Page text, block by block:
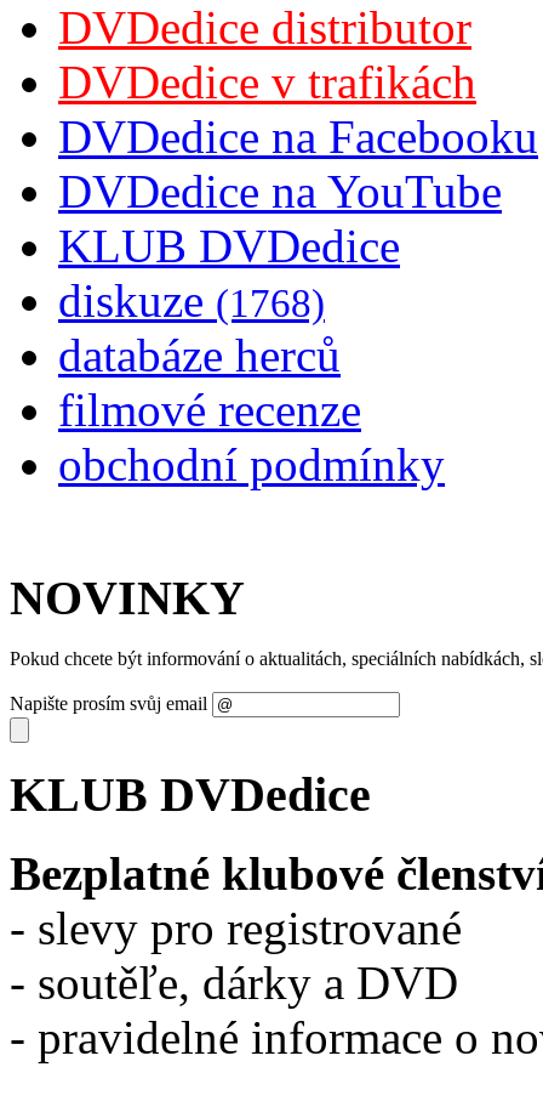
DVDedice distributor
DVDedice v trafikách
DVDedice na Facebooku
DVDedice na YouTube
KLUB DVDedice
diskuze (1768)
databáze herců
filmové recenze
obchodní podmínky
NOVINKY
Pokud chcete být informování o aktualitách, speciálních nabídkách,
Napište prosím svůj email
KLUB DVDedice
Bezplatné klubové
- slevy pro registrované
- soutěľe, dárky a DVD
- pravidelné informace o